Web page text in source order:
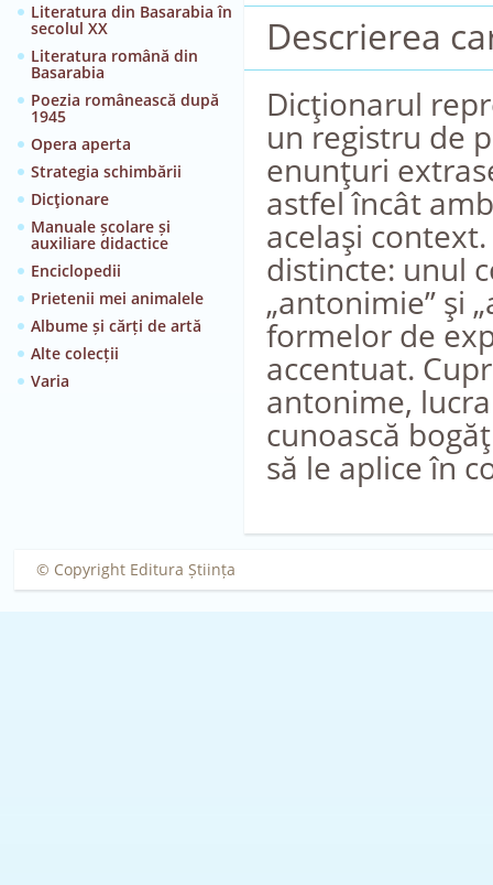
Literatura din Basarabia în
secolul XX
Literatura română din
Basarabia
Poezia românească după
1945
Opera aperta
Strategia schimbării
Dicţionare
Manuale școlare și
auxiliare didactice
Enciclopedii
Prietenii mei animalele
Albume și cărți de artă
Alte colecții
Varia
Descrierea
Dicţionarul
un registru de
enunţuri
astfel încât
acelaşi
distincte: unul
„antonimie” şi
formelor de
accentuat.
antonime,
cunoască
să le aplice în
© Copyright Editura Știința